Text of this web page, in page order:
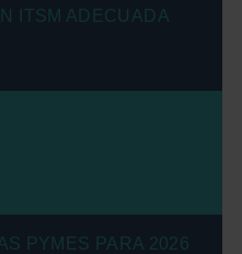
ITSM ADECUADA
PYMES PARA 2026